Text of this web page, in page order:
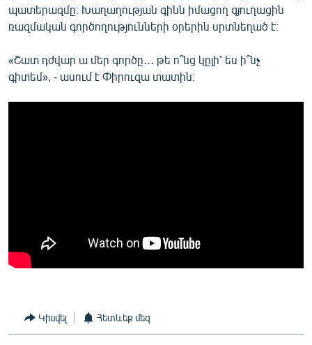
պատերազմը։ Խաղաղության գինն իմացող գյուղացին
ռազմական գործողությունների օրերին սրտնեղած է։
«Շատ դժվար ա մեր գործը․․․ թե ո՞նց կըլի՝ ես ի՞նչ
գիտեմ», - ասում է Փիրուզա տատին։
Կիսվել Հետևեք մեզ